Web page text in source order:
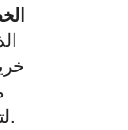
لتحسين أو توسيع العقد.